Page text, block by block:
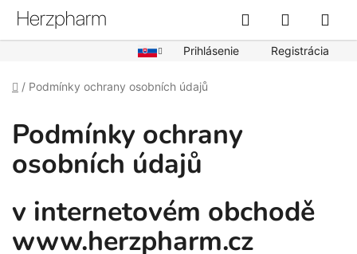
Prejsť
obsah
Prihlásenie Registrácia
Hľadať
KOŠÍK
Domov
/ Podmínky ochrany osobních údajů
Podmínky ochrany
osobních údajů
v internetovém obchodě
www.herzpharm.cz